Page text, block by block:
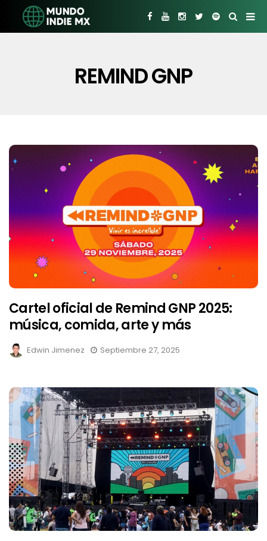
REMIND GNP
Cartel oficial de Remind GNP 2025:
música, comida, arte y más
Edwin Jimenez Septiembre 27, 2025